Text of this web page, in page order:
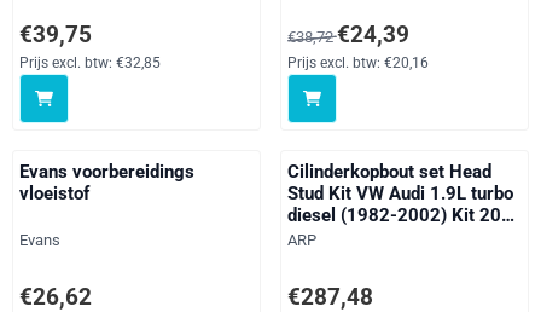
Prijs: 39,75, exclusief btw: 32,85
€39,75
Prijs excl. btw: €32,85
Van 38,72 voor 24,39, exclusief
€38,72€24,39
Prijs excl. btw: €20,16
Evans voorbereidings
vloeistof
Merk:
Evans
Prijs: 26,62, exclusief btw: 22,00
€26,62
Cilinderkopbout set Head
Stud Kit VW Audi 1.9L turbo
diesel (1982-2002) Kit 204-
4706
Merk:
ARP
Prijs: 287,48, exclusief btw:
€287,48